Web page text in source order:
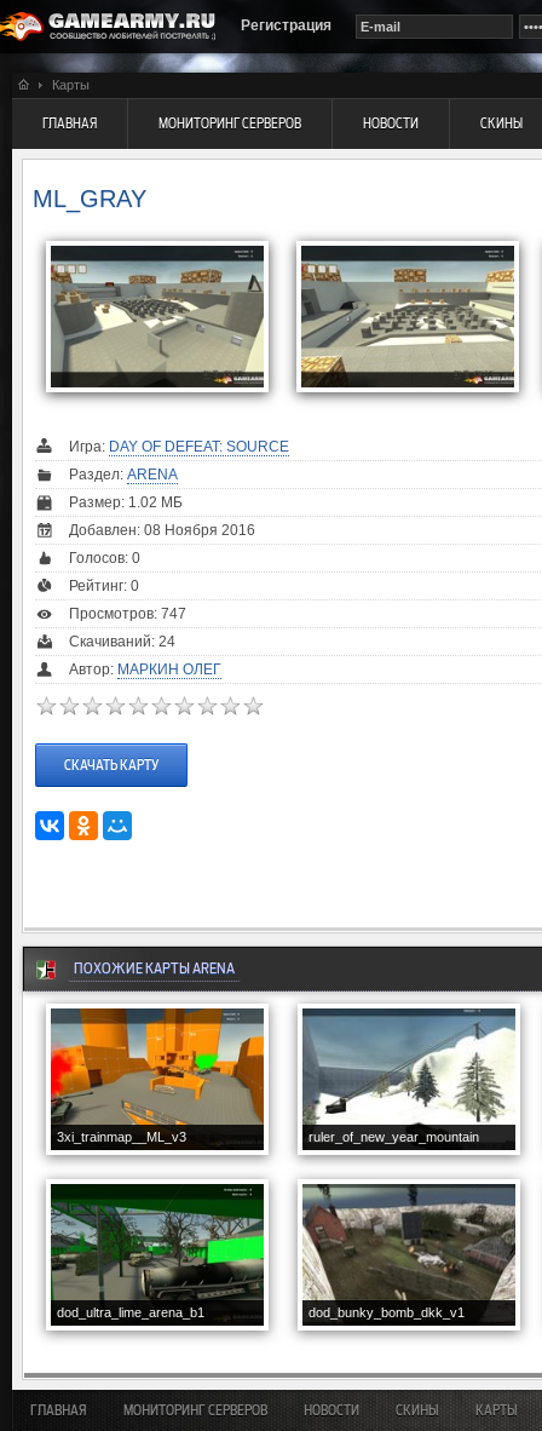
Регистрация
Карты
ГЛАВНАЯ МОНИТОРИНГ СЕРВЕРОВ НОВОСТИ СКИНЫ
ML_GRAY
Игра: DAY OF DEFEAT: SOURCE
Раздел: ARENA
Размер: 1.02 МБ
Добавлен: 08 Ноября 2016
Голосов: 0
Рейтинг: 0
Просмотров: 747
Скачиваний: 24
Автор: МАРКИН ОЛЕГ
СКАЧАТЬ КАРТУ
ПОХОЖИЕ КАРТЫ ARENA
3xi_trainmap__ML_v3 ruler_of_new_year_mountain
dod_ultra_lime_arena_b1 dod_bunky_bomb_dkk_v1
ГЛАВНАЯ МОНИТОРИНГ СЕРВЕРОВ НОВОСТИ СКИНЫ КАРТЫ